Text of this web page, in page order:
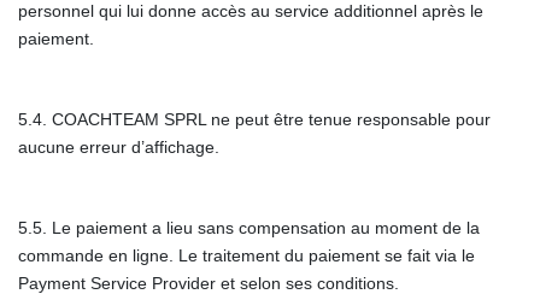
personnel qui lui donne accès au service additionnel après le
paiement.
5.4. COACHTEAM SPRL ne peut être tenue responsable pour
aucune erreur d’affichage.
5.5. Le paiement a lieu sans compensation au moment de la
commande en ligne. Le traitement du paiement se fait via le
Payment Service Provider et selon ses conditions.